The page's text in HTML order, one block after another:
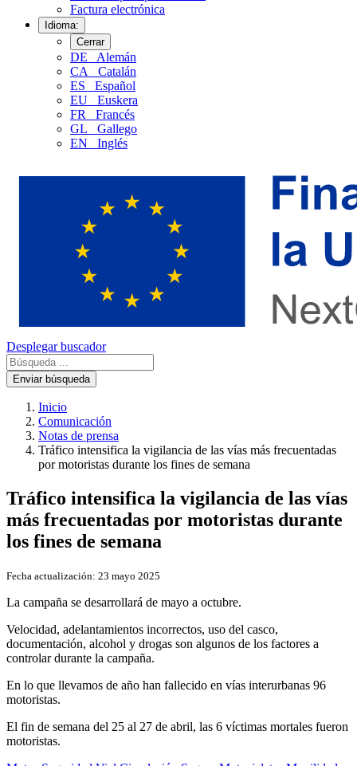
Factura electrónica
Idioma:
Cerrar
DE
Alemán
CA
Catalán
ES
Español
EU
Euskera
FR
Francés
GL
Gallego
EN
Inglés
Desplegar buscador
Enviar búsqueda
Inicio
Comunicación
Notas de prensa
Tráfico intensifica la vigilancia de las vías más frecuentadas
por motoristas durante los fines de semana
Tráfico intensifica la vigilancia de las vías
más frecuentadas por motoristas durante
los fines de semana
Fecha actualización: 23 mayo 2025
La campaña se desarrollará de mayo a octubre.
Velocidad, adelantamientos incorrectos, uso del casco,
documentación, alcohol y drogas son algunos de los factores a
controlar durante la campaña.
En lo que llevamos de año han fallecido en vías interurbanas 96
motoristas.
El fin de semana del 25 al 27 de abril, las 6 víctimas mortales fueron
motoristas.